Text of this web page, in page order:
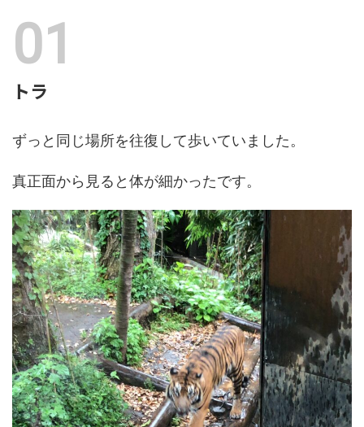
トラ
ずっと同じ場所を往復して歩いていました。
真正面から見ると体が細かったです。